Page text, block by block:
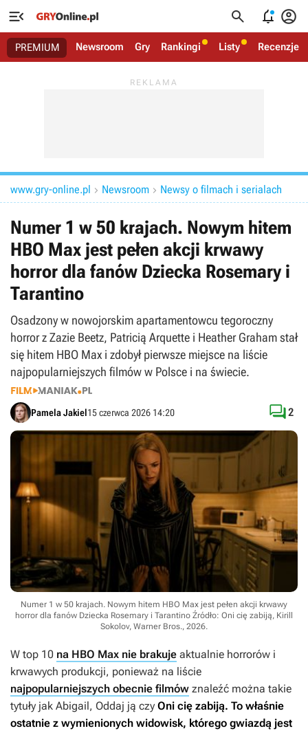
   
PREMIUM Newsroom Gry Rankingi Listy Recenzje
www.gry-online.pl  Newsroom  Newsy o filmach i serialach
Numer 1 w 50 krajach. Nowym hitem
HBO Max jest pełen akcji krwawy
horror dla fanów Dziecka Rosemary i
Tarantino
Osadzony w nowojorskim apartamentowcu tegoroczny
horror z Zazie Beetz, Patricią Arquette i Heather Graham stał
się hitem HBO Max i zdobył pierwsze miejsce na liście
najpopularniejszych filmów w Polsce i na świecie.
Pamela Jakiel15 czerwca 2026 14:20 2
Numer 1 w 50 krajach. Nowym hitem HBO Max jest pełen akcji krwawy
horror dla fanów Dziecka Rosemary i Tarantino Źródło: Oni cię zabiją, Kirill
Sokolov, Warner Bros., 2026.
W top 10 na HBO Max nie brakuje aktualnie horrorów i
krwawych produkcji, ponieważ na liście
najpopularniejszych obecnie filmów znaleźć można takie
tytuły jak Abigail, Oddaj ją czy Oni cię zabiją. To właśnie
ostatnie z wymienionych widowisk, którego gwiazdą jest